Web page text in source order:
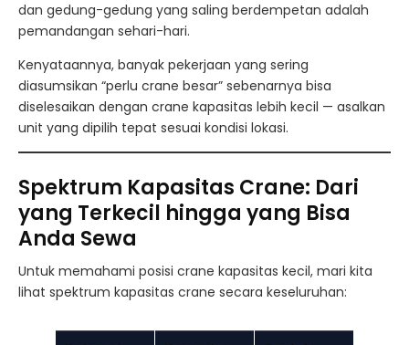
dan gedung-gedung yang saling berdempetan adalah
pemandangan sehari-hari.
Kenyataannya, banyak pekerjaan yang sering
diasumsikan “perlu crane besar” sebenarnya bisa
diselesaikan dengan crane kapasitas lebih kecil — asalkan
unit yang dipilih tepat sesuai kondisi lokasi.
Spektrum Kapasitas Crane: Dari
yang Terkecil hingga yang Bisa
Anda Sewa
Untuk memahami posisi crane kapasitas kecil, mari kita
lihat spektrum kapasitas crane secara keseluruhan: